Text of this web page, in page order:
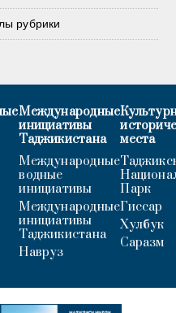
рубрики
Международные
инициативы
Таджикистана
Международные
водные
инициативы
Международные
инициативы
Таджикистана
Навруз
места
Парк
Гиссар
Хулбук
Саразм